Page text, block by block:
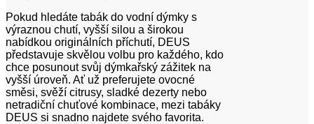
Pokud hledáte tabák do vodní dýmky s
výraznou chutí, vyšší silou a širokou
nabídkou originálních příchutí, DEUS
představuje skvělou volbu pro každého, kdo
chce posunout svůj dýmkařský zážitek na
vyšší úroveň. Ať už preferujete ovocné
směsi, svěží citrusy, sladké dezerty nebo
netradiční chuťové kombinace, mezi tabáky
DEUS si snadno najdete svého favorita.